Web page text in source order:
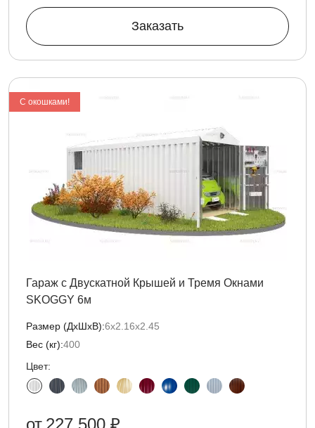
Заказать
C окошками!
Гараж с Двускатной Крышей и Тремя Окнами
SKOGGY 6м
Размер (ДxШxВ):6х2.16х2.45
Вес (кг):400
Цвет:
от 227 500 ₽